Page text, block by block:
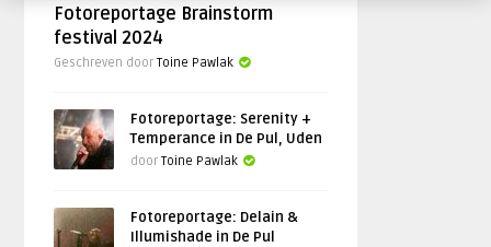
Fotoreportage Brainstorm
festival 2024
Geschreven doorToine Pawlak
Fotoreportage: Serenity +
Temperance in De Pul, Uden
doorToine Pawlak
Fotoreportage: Delain &
Illumishade in De Pul